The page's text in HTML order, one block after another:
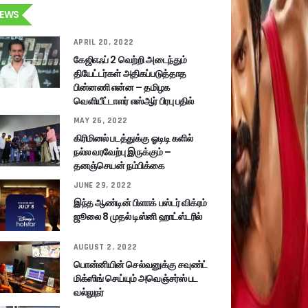
APRIL 20, 2022
கேஜிஎஃப் 2 வெற்றி அடைந்தும்
தியேட்டர்கள் அதிகப்படுத்தாத
பின்னணி என்ன – தமிழக
வெளியீட்டாளர் எஸ்ஆர் பிரபு பதில்
MAY 26, 2022
கிரிமினல் படத்துக்கு ஓடிடி களில்
நல்ல வரவேற்பு இருக்கும் –
தனஞ்செயன் நம்பிக்கை
JUNE 29, 2022
இந்த ஆண்டின் பிளாக் பஸ்டர் விக்ரம்
ஜூலை 8 முதல் டிஸ்னி ஹாட்ஸ்டரில்
AUGUST 2, 2022
பொன்னியின் செல்வனுக்கு சவுண்ட்
மிக்ஸிங் செய்யும் அவெஞ்சர்ஸ் பட
வல்லுநர்